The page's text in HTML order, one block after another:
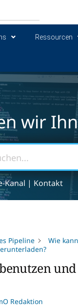
Ressourcen
wir
Kanal | Kontakt
Pipeline
Wie
Redaktion